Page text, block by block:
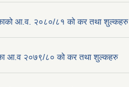
आ.व. २०८०/८१ को कर तथा शुल्कहरु
आ.व २०७९/८० को कर तथा शुल्कहरु